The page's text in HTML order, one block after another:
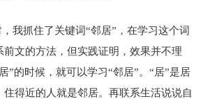
我抓住了关键词“邻居”，在学习这个词
前文的方法，但实践证明，效果并不理
”的时候，就可以学习“邻居”。“居”是居
得近的人就是邻居。再联系生活说说自